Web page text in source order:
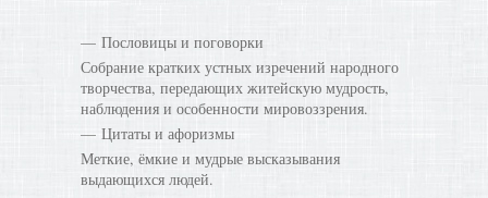
Пословицы и поговорки
Собрание кратких устных изречений народного
творчества, передающих житейскую мудрость,
наблюдения и особенности мировоззрения.
Цитаты и афоризмы
Меткие, ёмкие и мудрые высказывания
выдающихся людей.